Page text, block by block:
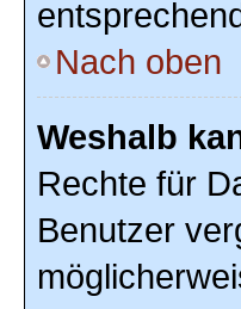
Nach oben
Weshalb
Rechte für
Benutzer